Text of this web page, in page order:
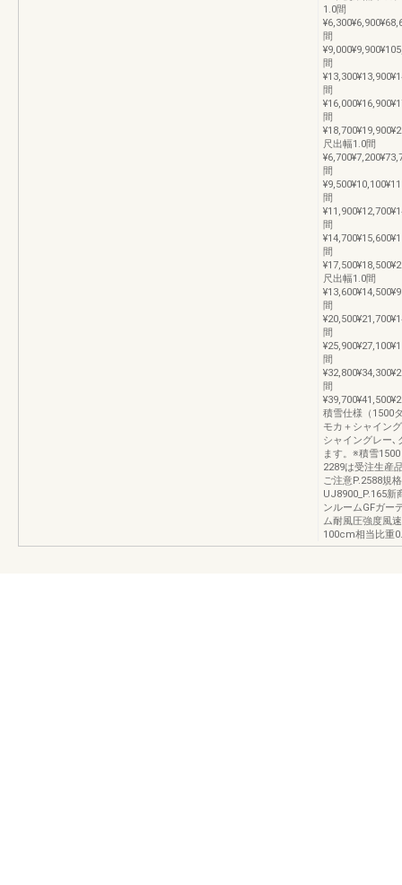
1.0間
間
間
間
間
尺出幅1.0間
間
間
間
間
尺出幅1.0間
間
間
間
間
積雪仕様（1500
モカ＋シャイン
シャイングレー､
ます。※積雪
2289は受注生産
ご注意P.2588規
UJ8900_P.165新
ンルームGFガー
ム耐風圧強度風
100cm相当比重